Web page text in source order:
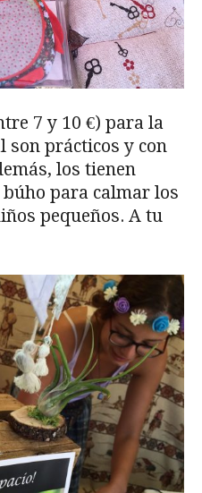
7 y 10 €) para la
son prácticos y con
los tienen
para calmar los
pequeños. A tu